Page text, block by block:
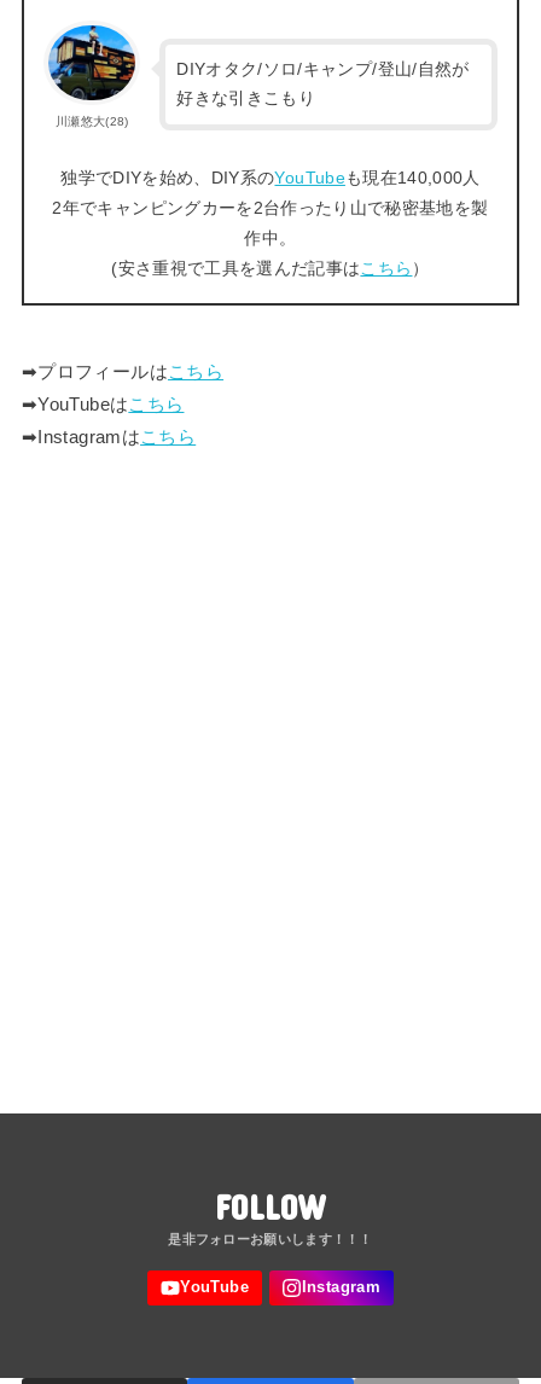
川瀬悠大(28)
DIYオタク/ソロ/キャンプ/登山/自然が
好きな引きこもり
独学でDIYを始め、DIY系のYouTubeも現在140,000人
2年でキャンピングカーを2台作ったり山で秘密基地を製
作中。
(安さ重視で工具を選んだ記事はこちら ）
➡︎プロフィールはこちら
➡︎YouTubeはこちら
➡︎Instagramはこちら
FOLLOW